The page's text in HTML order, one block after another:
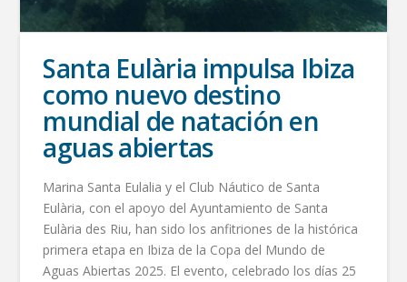
Santa Eulària impulsa Ibiza
como nuevo destino
mundial de natación en
aguas abiertas
Marina Santa Eulalia y el Club Náutico de Santa
Eulària, con el apoyo del Ayuntamiento de Santa
Eulària des Riu, han sido los anfitriones de la histórica
primera etapa en Ibiza de la Copa del Mundo de
Aguas Abiertas 2025. El evento, celebrado los días 25